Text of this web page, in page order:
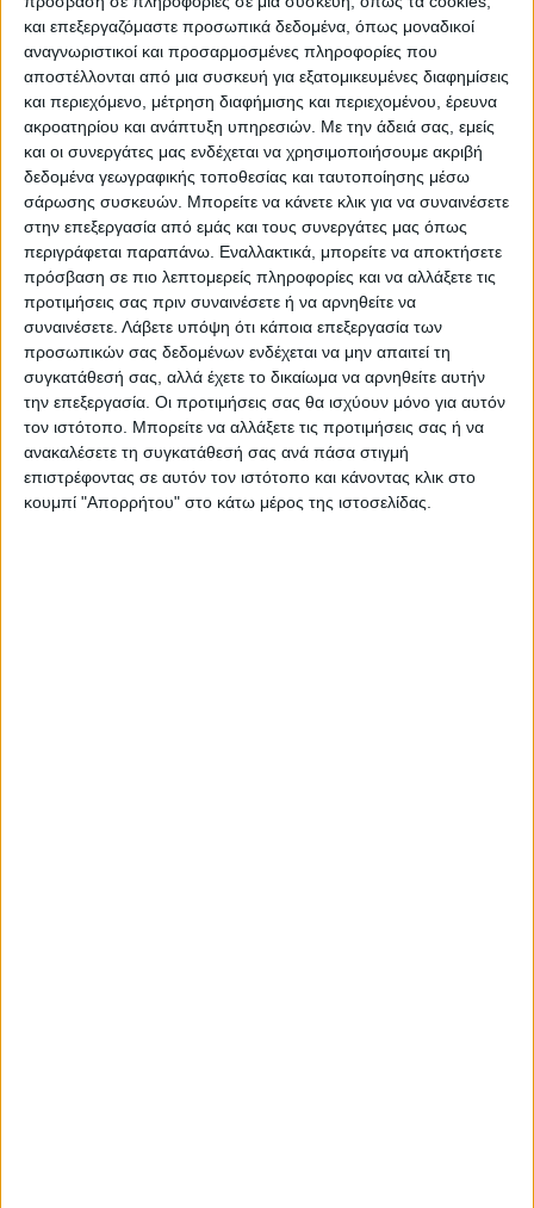
και επεξεργαζόμαστε προσωπικά δεδομένα, όπως μοναδικοί
αναγνωριστικοί και προσαρμοσμένες πληροφορίες που
αποστέλλονται από μια συσκευή για εξατομικευμένες διαφημίσεις
και περιεχόμενο, μέτρηση διαφήμισης και περιεχομένου, έρευνα
ακροατηρίου και ανάπτυξη υπηρεσιών. Με την άδειά σας, εμείς
και οι συνεργάτες μας ενδέχεται να χρησιμοποιήσουμε ακριβή
δεδομένα γεωγραφικής τοποθεσίας και ταυτοποίησης μέσω
σάρωσης συσκευών. Μπορείτε να κάνετε κλικ για να συναινέσετε
στην επεξεργασία από εμάς και τους συνεργάτες μας όπως
περιγράφεται παραπάνω. Εναλλακτικά, μπορείτε να αποκτήσετε
πρόσβαση σε πιο λεπτομερείς πληροφορίες και να αλλάξετε τις
προτιμήσεις σας πριν συναινέσετε ή να αρνηθείτε να
συναινέσετε. Λάβετε υπόψη ότι κάποια επεξεργασία των
προσωπικών σας δεδομένων ενδέχεται να μην απαιτεί τη
συγκατάθεσή σας, αλλά έχετε το δικαίωμα να αρνηθείτε αυτήν
την επεξεργασία. Οι προτιμήσεις σας θα ισχύουν μόνο για αυτόν
τον ιστότοπο. Μπορείτε να αλλάξετε τις προτιμήσεις σας ή να
ανακαλέσετε τη συγκατάθεσή σας ανά πάσα στιγμή
επιστρέφοντας σε αυτόν τον ιστότοπο και κάνοντας κλικ στο
κουμπί "Απορρήτου" στο κάτω μέρος της ιστοσελίδας.
κυκλοφορία εναέριων μέσων, δεν υπάρχει
“χώρος” για περισσότερα, γιατί η απόσταση
είναι μικρή, περίπου 500-600 μέτρα»,
συμπλήρωσε ο αντιπεριφερειάρχης
Κορινθίας.
16:27 Στα σπίτια η φωτιά στα Ίσθμια
Οι φλόγες στα Ίσθμια έφτασαν μέχρι τα
σπίτια, προκαλώντας καταστροφές, την
ώρα που οι επίγειες πυροσβεστικές
δυνάμεις δεν μπορούν να περιορίσουν την
εξάπλωσή του μετώπου.
16:09 Απειλεί κατοικημένες περιοχές